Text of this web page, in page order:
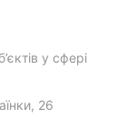
у сфері
26